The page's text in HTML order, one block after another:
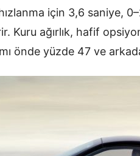
için 3,6 saniye,
Kuru ağırlık, hafif
önde yüzde 47 ve